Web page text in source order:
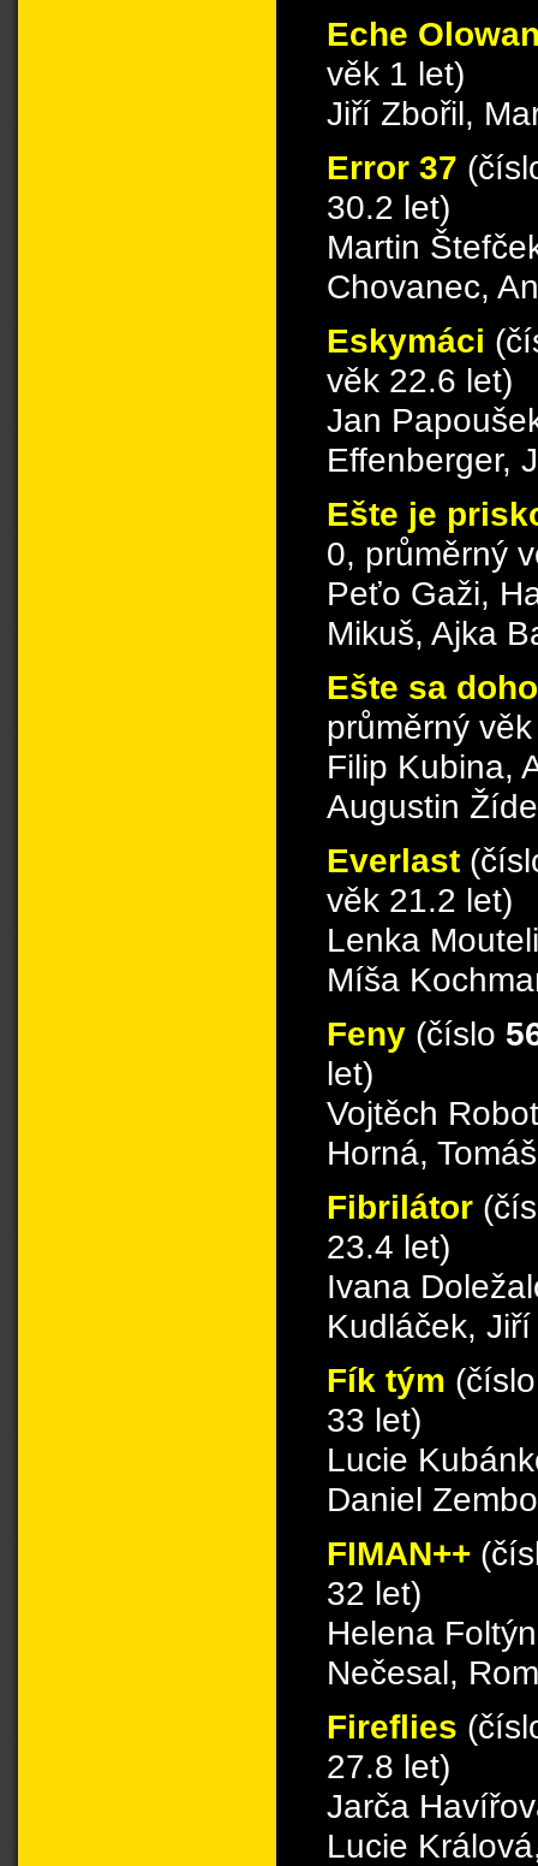
Eche
věk 1 let)
Jiří Zbořil,
Error 37
30.2 let)
Martin
Chovanec,
Eskymáci
věk 22.6 let)
Jan
Effenberger,
Ešte je
0, průměrný
Peťo Gaži,
Mikuš, Ajka
Ešte sa
průměrný
Filip Kubina,
Augustin
Everlast
věk 21.2 let)
Lenka
Míša
Feny (číslo
let)
Vojtěch
Horná,
Fibrilátor
23.4 let)
Ivana
Kudláček,
Fík tým
33 let)
Lucie
Daniel
FIMAN++
32 let)
Helena
Nečesal,
Fireflies
27.8 let)
Jarča
Lucie